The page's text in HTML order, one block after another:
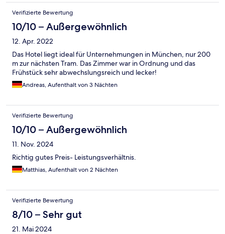
Verifizierte Bewertung
10/10 – Außergewöhnlich
12. Apr. 2022
Das Hotel liegt ideal für Unternehmungen in München, nur 200
m zur nächsten Tram. Das Zimmer war in Ordnung und das
Frühstück sehr abwechslungsreich und lecker!
Andreas, Aufenthalt von 3 Nächten
Verifizierte Bewertung
10/10 – Außergewöhnlich
11. Nov. 2024
Richtig gutes Preis- Leistungsverhältnis.
Matthias, Aufenthalt von 2 Nächten
Verifizierte Bewertung
8/10 – Sehr gut
21. Mai 2024